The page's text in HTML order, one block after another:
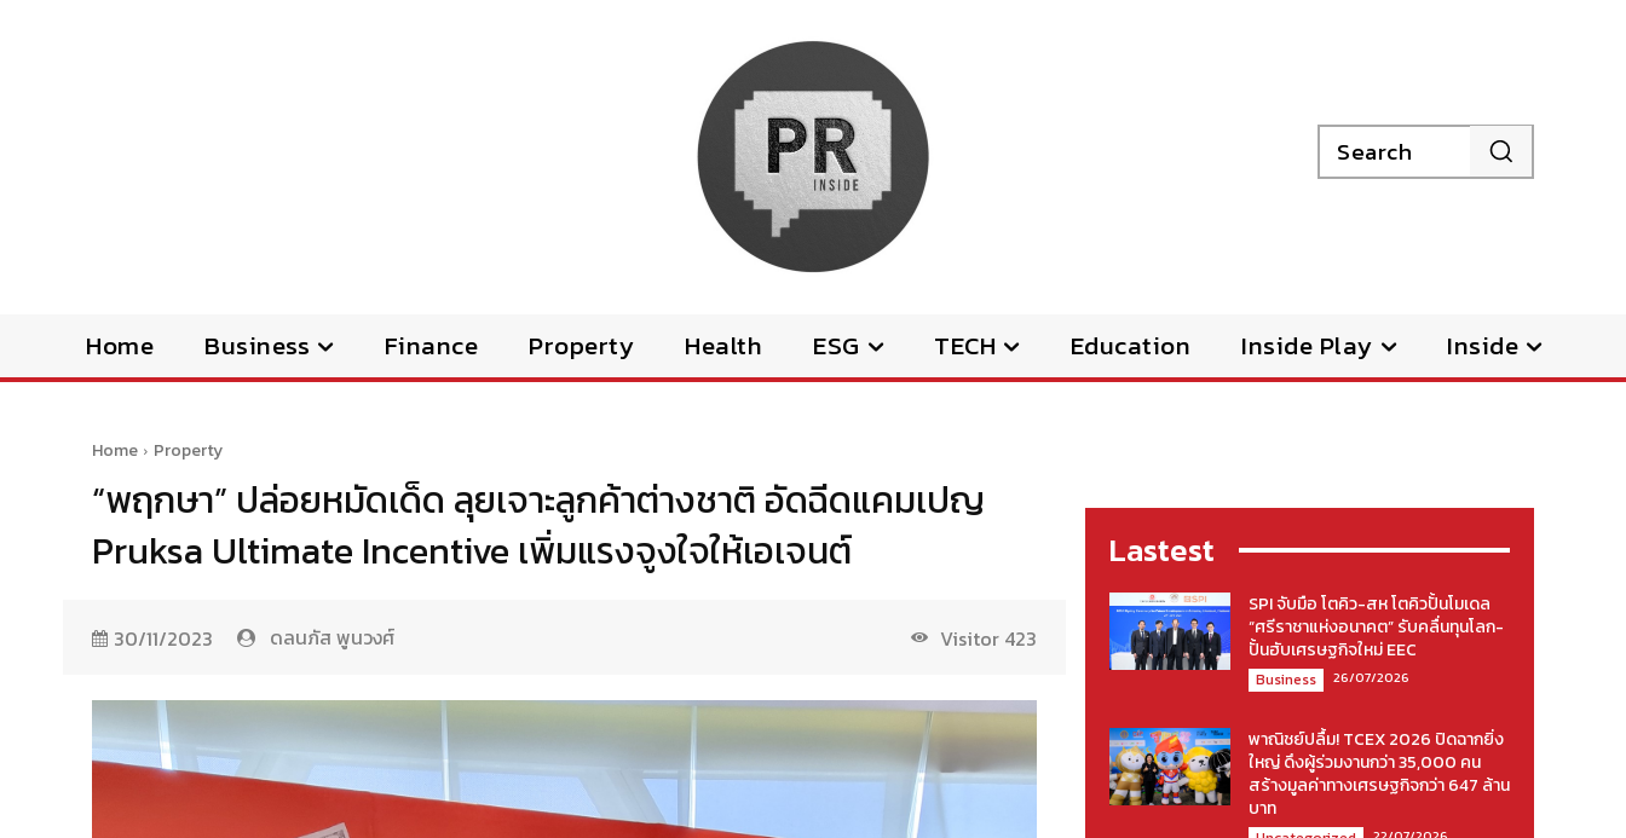
Search
Home Business Finance Property Health ESG TECH Education Inside Play Inside
Home Property
“พฤกษา” ปล่อยหมัดเด็ด ลุยเจาะลูกค้าต่างชาติ อัดฉีดแคมเปญ
Pruksa Ultimate Incentive เพิ่มแรงจูงใจให้เอเจนต์
30/11/2023 ดลนภัส พูนวงศ์ Visitor 423
Lastest
SPI จับมือ โตคิว-สห โตคิวปั้นโมเดล
“ศรีราชาแห่งอนาคต” รับคลื่นทุนโลก-
ปั้นฮับเศรษฐกิจใหม่ EEC
Business 26/07/2026
พาณิชย์ปลื้ม! TCEX 2026 ปิดฉากยิ่ง
ใหญ่ ดึงผู้ร่วมงานกว่า 35,000 คน
สร้างมูลค่าทางเศรษฐกิจกว่า 647 ล้าน
บาท